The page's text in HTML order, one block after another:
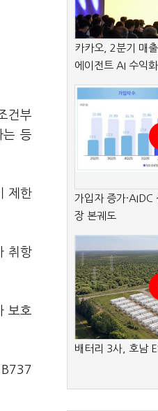
건부
는 등
제한
취항
보호
B737
카카오, 2분기 매
에이전트 AI 수익
가입자 증가
장 본궤도
배터리 3사, 호남